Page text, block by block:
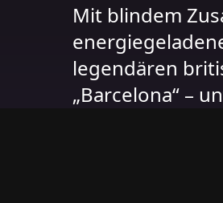
Mit blindem
legendären
„Barcelona“ –